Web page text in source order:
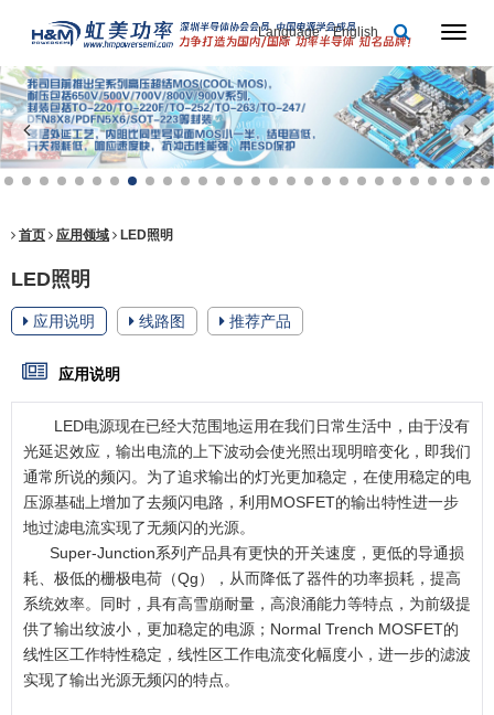
Language：English
首页 应用领域 LED照明
LED照明
应用说明 线路图 推荐产品
应用说明
LED电源现在已经大范围地运用在我们日常生活中，由于没有
光延迟效应，输出电流的上下波动会使光照出现明暗变化，即我们
通常所说的频闪。为了追求输出的灯光更加稳定，在使用稳定的电
压源基础上增加了去频闪电路，利用MOSFET的输出特性进一步
地过滤电流实现了无频闪的光源。
Super-Junction系列产品具有更快的开关速度，更低的导通损
耗、极低的栅极电荷（Qg），从而降低了器件的功率损耗，提高
系统效率。同时，具有高雪崩耐量，高浪涌能力等特点，为前级提
供了输出纹波小，更加稳定的电源；Normal Trench MOSFET的
线性区工作特性稳定，线性区工作电流变化幅度小，进一步的滤波
实现了输出光源无频闪的特点。